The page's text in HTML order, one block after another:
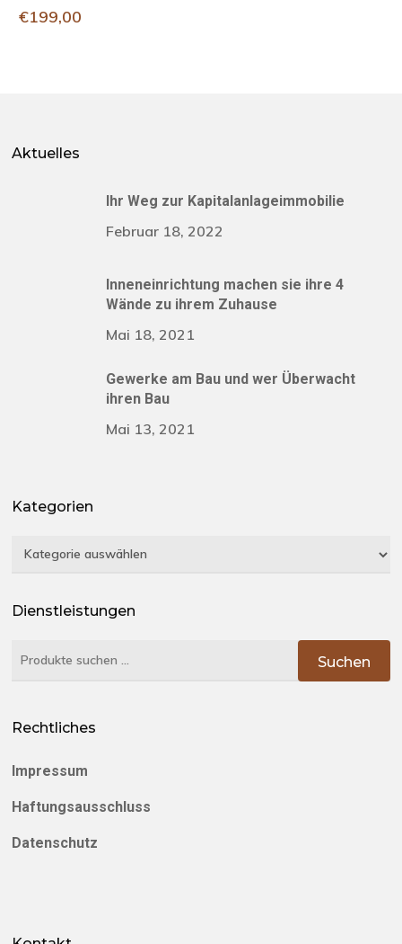
€199,00
Aktuelles
Ihr Weg zur Kapitalanlageimmobilie
Februar 18, 2022
Inneneinrichtung machen sie ihre 4
Wände zu ihrem Zuhause
Mai 18, 2021
Gewerke am Bau und wer Überwacht
ihren Bau
Mai 13, 2021
Kategorien
Kategorien
Dienstleistungen
Suchen
Suchen
Rechtliches
Impressum
Haftungsausschluss
Datenschutz